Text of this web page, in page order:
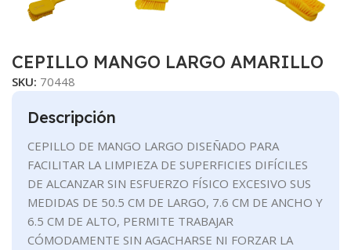
CEPILLO MANGO LARGO AMARILLO
SKU: 70448
Descripción
CEPILLO DE MANGO LARGO DISEÑADO PARA
FACILITAR LA LIMPIEZA DE SUPERFICIES DIFÍCILES
DE ALCANZAR SIN ESFUERZO FÍSICO EXCESIVO SUS
MEDIDAS DE 50.5 CM DE LARGO, 7.6 CM DE ANCHO Y
6.5 CM DE ALTO, PERMITE TRABAJAR
CÓMODAMENTE SIN AGACHARSE NI FORZAR LA